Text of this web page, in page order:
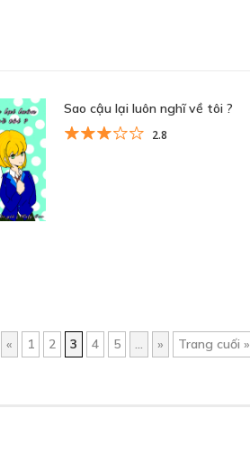
Sao cậu lại luôn nghĩ về tôi ?
2.8
« 1 2 3 4 5 » Trang cuối »